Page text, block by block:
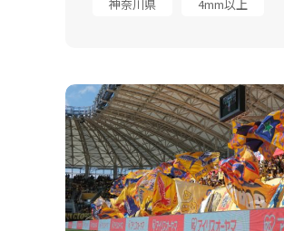
神奈川県
4mm以上